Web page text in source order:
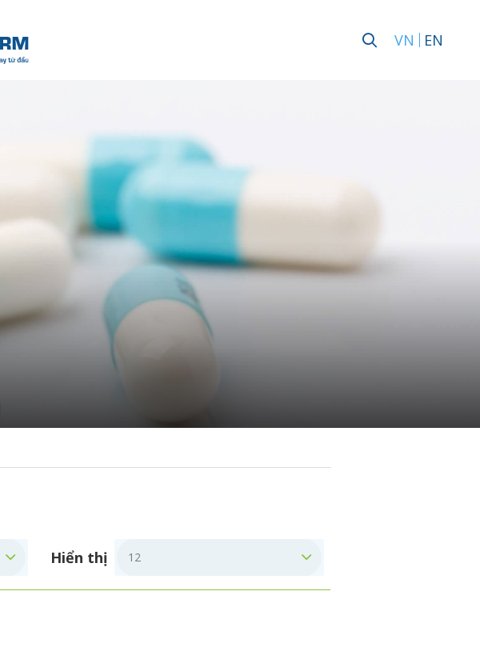
VN EN
Hiển thị